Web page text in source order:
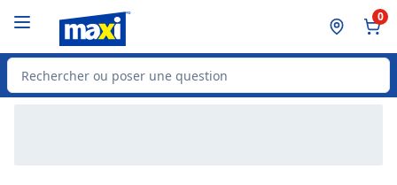
0
Rechercher des produits